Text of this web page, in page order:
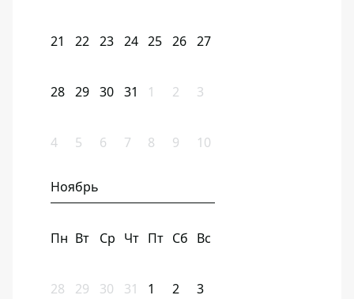
21 22 23 24 25 26 27
28 29 30 31 1 2 3
4 5 6 7 8 9 10
Ноябрь
Пн Вт Ср Чт Пт Сб Вс
28 29 30 31 1 2 3